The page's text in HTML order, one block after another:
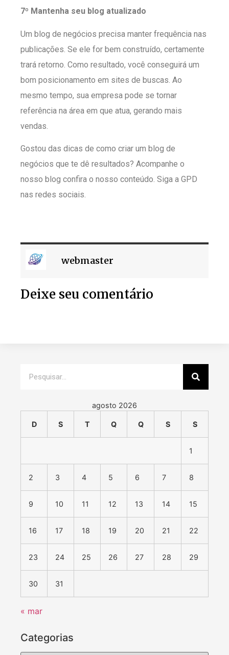
7º Mantenha seu blog atualizado
Um blog de negócios precisa manter frequência nas
publicações. Se ele for bem construído, certamente
trará retorno. Como resultado, você conseguirá um
bom posicionamento em sites de buscas. Ao
mesmo tempo, sua empresa pode se tornar
referência na área em que atua, gerando mais
vendas.
Gostou das dicas de como criar um blog de
negócios que te dê resultados? Acompanhe o
nosso blog confira o nosso conteúdo. Siga a GPD
nas redes sociais.
webmaster
Deixe seu comentário
agosto 2026
D S T Q Q S S
1
2 3 4 5 6 7 8
9 10 11 12 13 14 15
16 17 18 19 20 21 22
23 24 25 26 27 28 29
30 31
« mar
Categorias